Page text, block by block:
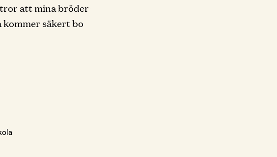
tror att mina bröder
säkert bo